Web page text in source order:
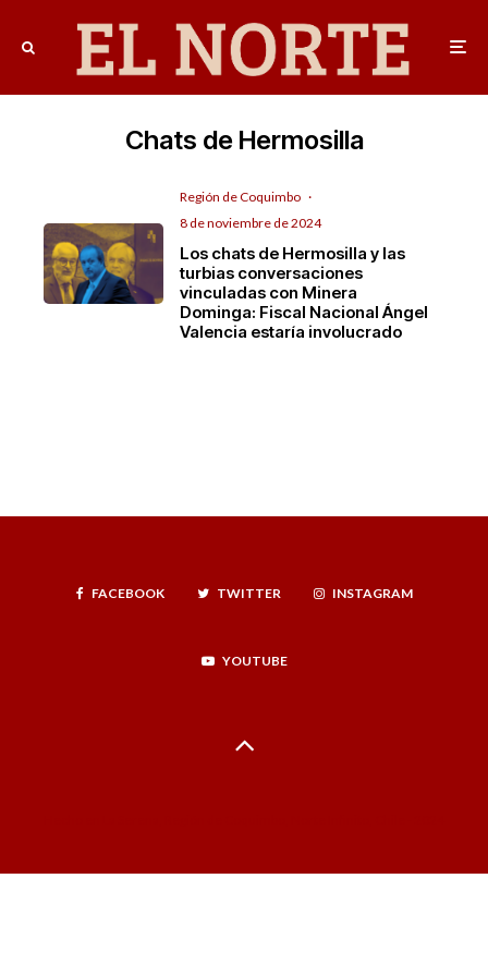
Chats de Hermosilla
Región de Coquimbo ·
8 de noviembre de 2024
Los chats de Hermosilla y las
turbias conversaciones
vinculadas con Minera
Dominga: Fiscal Nacional Ángel
Valencia estaría involucrado
FACEBOOK TWITTER INSTAGRAM
YOUTUBE